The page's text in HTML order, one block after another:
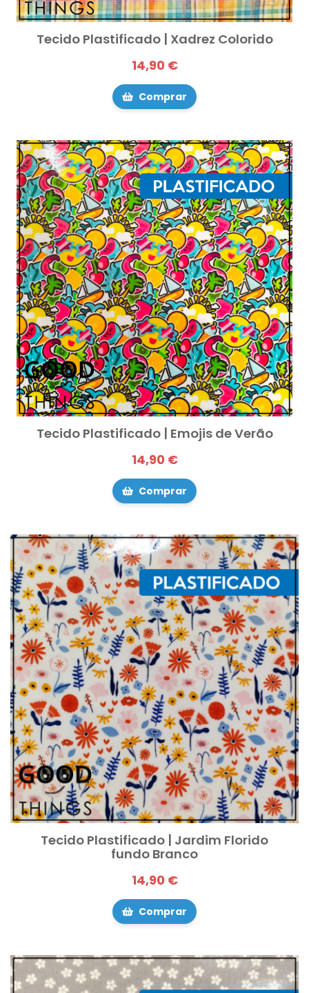
Tecido Plastificado | Xadrez Colorido
14,90 €
Comprar
Tecido Plastificado | Emojis de Verão
14,90 €
Comprar
Tecido Plastificado | Jardim Florido
fundo Branco
14,90 €
Comprar